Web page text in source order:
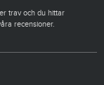
trav och du hittar
recensioner.